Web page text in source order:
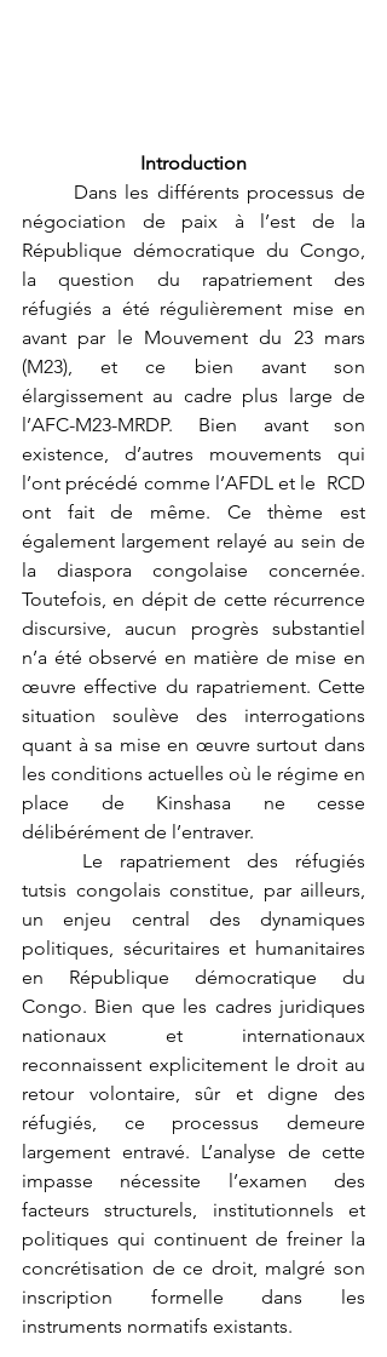
Introduction
négociation de paix à l’est de la
République démocratique du Congo,
la question du rapatriement des
réfugiés a été régulièrement mise en
avant par le Mouvement du 23 mars
(M23), et ce bien avant son
élargissement au cadre plus large de
l’AFC-M23-MRDP. Bien avant son
existence, d’autres mouvements qui
l’ont précédé comme l’AFDL et le  RCD
ont fait de même. Ce thème est
également largement relayé au sein de
la diaspora congolaise concernée.
Toutefois, en dépit de cette récurrence
discursive, aucun progrès substantiel
n’a été observé en matière de mise en
œuvre effective du rapatriement. Cette
situation soulève des interrogations
quant à sa mise en œuvre surtout dans
les conditions actuelles où le régime en
place de Kinshasa ne cesse
délibérément de l’entraver.
tutsis congolais constitue, par ailleurs,
un enjeu central des dynamiques
politiques, sécuritaires et humanitaires
en République démocratique du
Congo. Bien que les cadres juridiques
nationaux et internationaux
reconnaissent explicitement le droit au
retour volontaire, sûr et digne des
réfugiés, ce processus demeure
largement entravé. L’analyse de cette
impasse nécessite l’examen des
facteurs structurels, institutionnels et
politiques qui continuent de freiner la
concrétisation de ce droit, malgré son
inscription formelle dans les
instruments normatifs existants.